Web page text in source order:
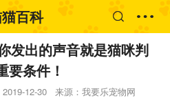
百科
发出的声音就是猫咪判
要条件！
12-30 来源：我要乐宠物网